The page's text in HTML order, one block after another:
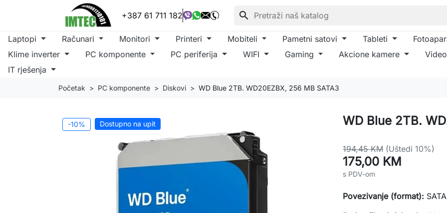
+387 61 711 182 search
Laptopi Računari Monitori Printeri Mobiteli Pametni satovi Tableti
Klime inverter
PC komponente PC periferija WIFI Gaming Akcione kamere
IT rješenja
Početak PC komponente Diskovi WD Blue 2TB. WD20EZBX, 256 MB SATA3
-10% Dostupno na upit WD Blue 2TB.
194,45 KM (Uštedi 10%)
175,00 KM
s PDV-om
Povezivanje (format):